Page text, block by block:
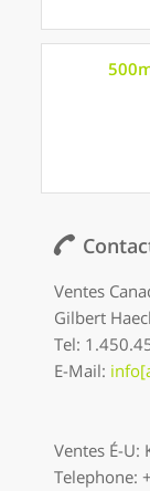
Ventes
Gilbert
Tel:
E-Mail:
Ventes É-U:
Telephone: